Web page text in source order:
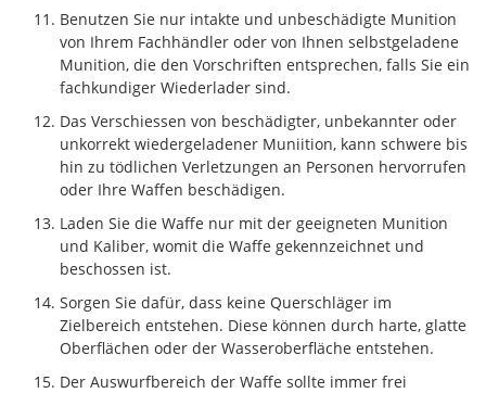
Benutzen Sie nur intakte und unbeschädigte Munition
von Ihrem Fachhändler oder von Ihnen selbstgeladene
Munition, die den Vorschriften entsprechen, falls Sie ein
fachkundiger Wiederlader sind.
Das Verschiessen von beschädigter, unbekannter oder
unkorrekt wiedergeladener Muniition, kann schwere bis
hin zu tödlichen Verletzungen an Personen hervorrufen
oder Ihre Waffen beschädigen.
Laden Sie die Waffe nur mit der geeigneten Munition
und Kaliber, womit die Waffe gekennzeichnet und
beschossen ist.
Sorgen Sie dafür, dass keine Querschläger im
Zielbereich entstehen. Diese können durch harte, glatte
Oberflächen oder der Wasseroberfläche entstehen.
Der Auswurfbereich der Waffe sollte immer frei